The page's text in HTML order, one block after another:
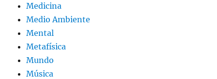
Medicina
Medio Ambiente
Mental
Metafísica
Mundo
Música